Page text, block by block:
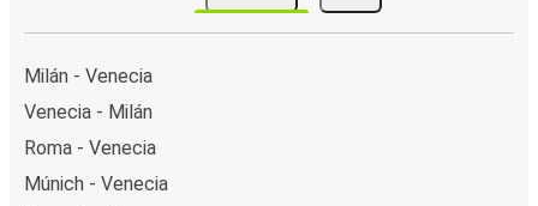
Milán - Venecia
Venecia - Milán
Roma - Venecia
Múnich - Venecia